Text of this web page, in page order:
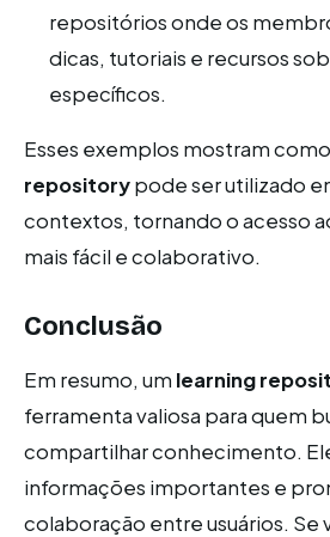
repositórios onde os
dicas, tutoriais e recursos
específicos.
Esses exemplos mostram
repositorypode ser utilizado
contextos, tornando o acesso
mais fácil e colaborativo.
Conclusão
Em resumo, um learning
ferramenta valiosa para quem
compartilhar conhecimento.
informações importantes e
colaboração entre usuários. Se